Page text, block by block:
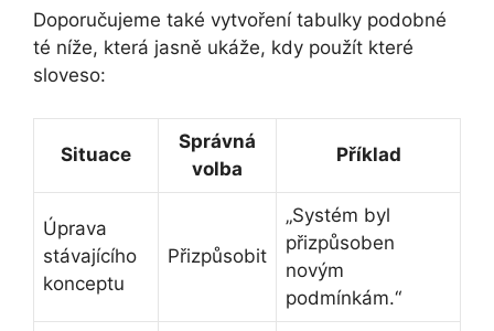
Doporučujeme také vytvoření tabulky podobné
té níže, která jasně ukáže, kdy použít které
sloveso:
Situace
Správná
volba
Příklad
Úprava
stávajícího
konceptu
Přizpůsobit
„Systém byl
přizpůsoben
novým
podmínkám.“